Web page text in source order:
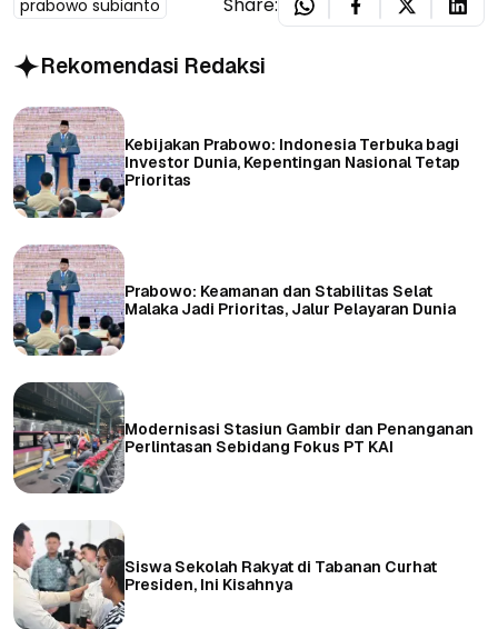
prabowo subianto Share:
Rekomendasi Redaksi
Kebijakan Prabowo: Indonesia Terbuka bagi
Investor Dunia, Kepentingan Nasional Tetap
Prioritas
Prabowo: Keamanan dan Stabilitas Selat
Malaka Jadi Prioritas, Jalur Pelayaran Dunia
Modernisasi Stasiun Gambir dan Penanganan
Perlintasan Sebidang Fokus PT KAI
Siswa Sekolah Rakyat di Tabanan Curhat
Presiden, Ini Kisahnya